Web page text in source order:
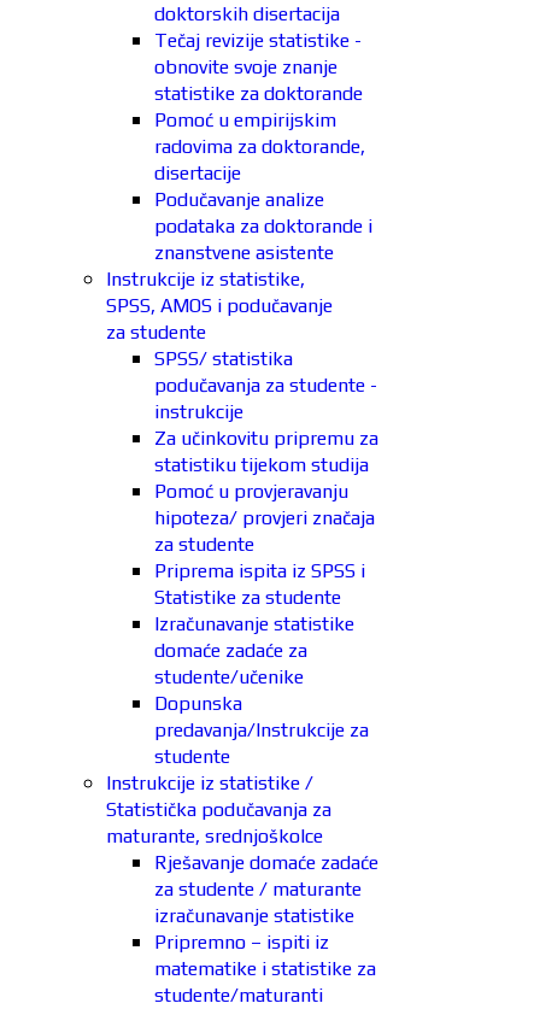
doktorskih disertacija
Tečaj revizije statistike -
obnovite svoje znanje
statistike za doktorande
Pomoć u empirijskim
radovima za doktorande,
disertacije
Podučavanje analize
podataka za doktorande i
znanstvene asistente
Instrukcije iz statistike,
SPSS, AMOS i podučavanje
za studente
SPSS/ statistika
podučavanja za studente -
instrukcije
Za učinkovitu pripremu za
statistiku tijekom studija
Pomoć u provjeravanju
hipoteza/ provjeri značaja
za studente
Priprema ispita iz SPSS i
Statistike za studente
Izračunavanje statistike
domaće zadaće za
studente/učenike
Dopunska
predavanja/Instrukcije za
studente
Instrukcije iz statistike /
Statistička podučavanja za
maturante, srednjoškolce
Rješavanje domaće zadaće
za studente / maturante
izračunavanje statistike
Pripremno – ispiti iz
matematike i statistike za
studente/maturanti